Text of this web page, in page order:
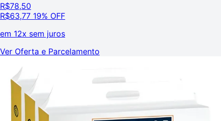
R$78,50
R$63,77 19% OFF
em 12x sem juros
Ver Oferta e Parcelamento